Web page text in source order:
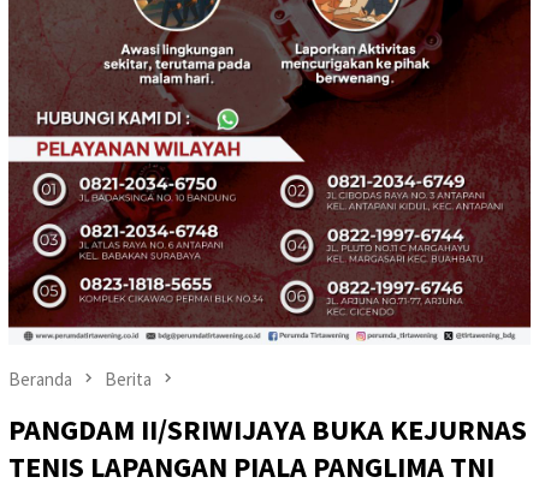
Beranda Berita
PANGDAM II/SRIWIJAYA BUKA KEJURNAS
TENIS LAPANGAN PIALA PANGLIMA TNI